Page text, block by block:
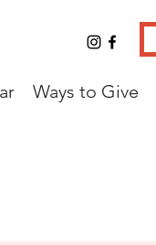
Ways to Give